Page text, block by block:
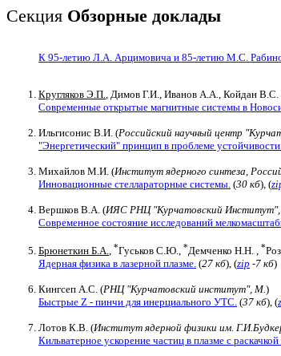
Секция Обзорные доклады
К 95-летию Л.А. Арцимовича и 85-летию М.С.
Кругляков Э.П. , Димов Г.И., Иванов А.А., Койдан В.С.
Современные открытые магнитные системы в
Ильгисонис В.И. (Российский научный центр
"Энергетический" принцип в проблеме
Михайлов М.И. (Институт ядерного синтеза,
Инновационные стеллараторные системы. (30 кб), (
Вершков В.А. (ИЯС РНЦ "Курчатовский
Современное состояние исследований
Брюнеткин Б.А., *Гуськов С.Ю., *Демченко Н.Н. , *
Ядерная физика в лазерной плазме. (27 кб), (zip -7 кб)
Кингсеп А.С. (РНЦ "Курчатовский институт", М.)
Быстрые Z - пинчи для инерциального УТС. (37 кб), (
Лотов К.В. (Институт ядерной физики им.
Кильватерное ускорение частиц в плазме с